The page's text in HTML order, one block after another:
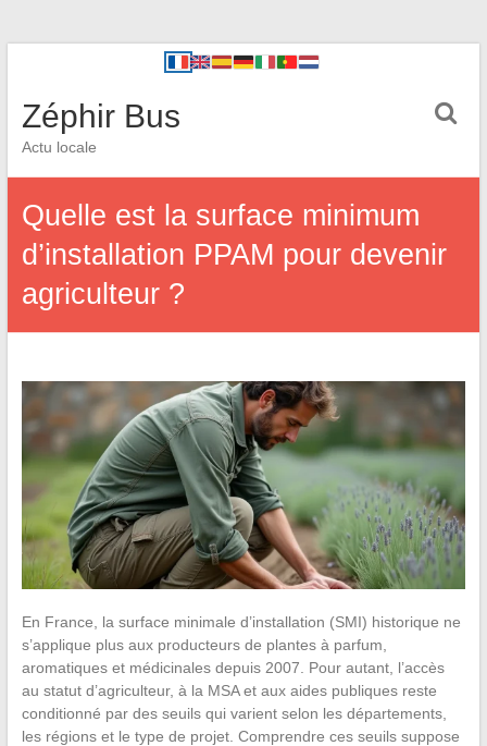
Zéphir Bus
Actu locale
Quelle est la surface minimum
d’installation PPAM pour devenir
agriculteur ?
En France, la surface minimale d’installation (SMI) historique ne
s’applique plus aux producteurs de plantes à parfum,
aromatiques et médicinales depuis 2007. Pour autant, l’accès
au statut d’agriculteur, à la MSA et aux aides publiques reste
conditionné par des seuils qui varient selon les départements,
les régions et le type de projet. Comprendre ces seuils suppose